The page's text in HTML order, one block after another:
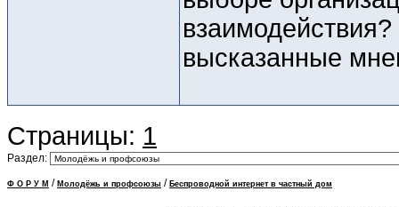
высказанные
Страницы: 1
Раздел:
Ф О Р У М / Молодёжь и профсоюзы / Беспроводной интернет в частный дом